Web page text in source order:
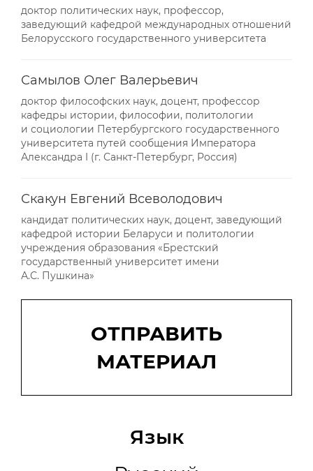
доктор политических наук, профессор,
заведующий кафедрой международных отношений
Белорусского государственного университета
Самылов Олег Валерьевич
доктор философских наук, доцент, профессор
кафедры истории, философии, политологии
и социологии Петербургского государственного
университета путей сообщения Императора
Александра I (г. Санкт-Петербург, Россия)
Скакун Евгений Всеволодович
кандидат политических наук, доцент, заведующий
кафедрой истории Беларуси и политологии
учреждения образования «Брестский
государственный университет имени
А.С. Пушкина»
Отправить
ОТПРАВИТЬ
МАТЕРИАЛ
Язык